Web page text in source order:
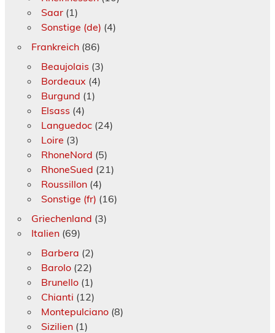
Saar(1)
Sonstige (de) (4)
Frankreich(86)
Beaujolais (3)
Bordeaux (4)
Burgund (1)
Elsass (4)
Languedoc(24)
Loire (3)
RhoneNord (5)
RhoneSued (21)
Roussillon(4)
Sonstige (fr) (16)
Griechenland (3)
Italien(69)
Barbera (2)
Barolo(22)
Brunello(1)
Chianti (12)
Montepulciano(8)
Sizilien(1)